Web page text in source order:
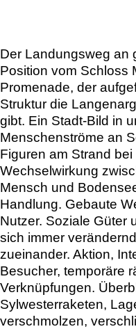
Der Landungsweg an
Position vom Schloss
Promenade, der
Struktur die
gibt. Ein Stadt-Bild in
Menschenströme an
Figuren am Strand
Wechselwirkung
Mensch und
Handlung. Gebaute
Nutzer. Soziale Güter
sich immer
zueinander. Aktion,
Besucher, temporäre
Verknüpfungen.
Sylwesterraketen,
verschmolzen,